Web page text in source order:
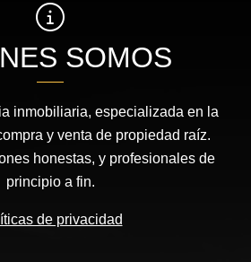
SOMOS
inmobiliaria, especializada en la
y venta de propiedad raíz.
honestas, y profesionales de
principio a fin.
de privacidad